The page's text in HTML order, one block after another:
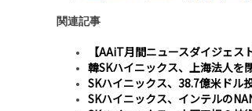
関連記事
【AAiT月間ニュースダイジェス
韓SKハイニックス、上海法人を
SKハイニックス、38.7億米ドル
SKハイニックス、インテルの